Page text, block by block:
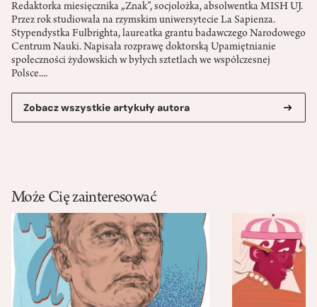
Redaktorka miesięcznika „Znak”, socjolożka, absolwentka MISH UJ.
Przez rok studiowała na rzymskim uniwersytecie La Sapienza.
Stypendystka Fulbrighta, laureatka grantu badawczego Narodowego
Centrum Nauki. Napisała rozprawę doktorską Upamiętnianie
społeczności żydowskich w byłych sztetlach we współczesnej
Polsce....
Zobacz wszystkie artykuły autora
Może Cię zainteresować